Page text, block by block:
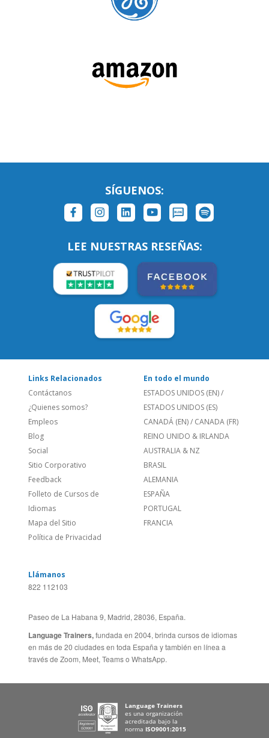
SÍGUENOS:
LEE NUESTRAS RESEÑAS:
Links Relacionados
Contáctanos
¿Quienes somos?
Empleos
Blog
Social
Sitio Corporativo
Feedback
Folleto de Cursos de
Idiomas
Mapa del Sitio
En todo el mundo
ESTADOS UNIDOS (EN)
ESTADOS UNIDOS (ES)
CANADÁ (EN)/CANADA (FR)
REINO UNIDO & IRLANDA
AUSTRALIA & NZ
BRASIL
ALEMANIA
ESPAÑA
PORTUGAL
Llámanos
Paseo de La Habana 9, Madrid, 28036, España.
Language Trainers,fundada en 2004, brinda cursos de idiomas
en más de 20 ciudades en toda España y también en línea a